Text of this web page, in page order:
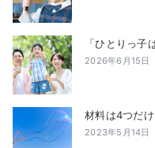
「ひとりっ子
2026年6月15日
材料は4つだ
2023年5月14日